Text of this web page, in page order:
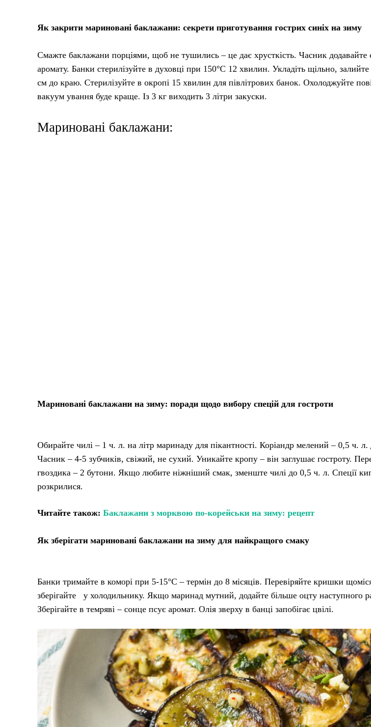
Як закрити мариновані баклажани: секрети приготування гострих синіх на зиму
Смажте баклажани порціями, щоб не тушились – це дає хрусткість. Часник
аромату. Банки стерилізуйте в духовці при 150°C 12 хвилин. Укладіть щільно,
см до краю. Стерилізуйте в окропі 15 хвилин для півлітрових банок. Охолоджуйте
вакуум ування буде краще. Із 3 кг виходить 3 літри закуски.
Мариновані баклажани:
Мариновані баклажани на зиму: поради щодо вибору спецій для гостроти
Обирайте чилі – 1 ч. л. на літр маринаду для пікантності. Коріандр мелений – 0,5 ч. л.
Часник – 4-5 зубчиків, свіжий, не сухий. Уникайте кропу – він заглушає гостроту.
гвоздика – 2 бутони. Якщо любите ніжніший смак, зменште чилі до 0,5 ч. л. Спеції
розкрилися.
Читайте також: Баклажани з морквою по-корейськи на зиму: рецепт
Як зберігати мариновані баклажани на зиму для найкращого смаку
Банки тримайте в коморі при 5-15°C – термін до 8 місяців. Перевіряйте кришки
зберігайте у холодильнику. Якщо маринад мутний, додайте більше оцту наступного
Зберігайте в темряві – сонце псує аромат. Олія зверху в банці запобігає цвілі.